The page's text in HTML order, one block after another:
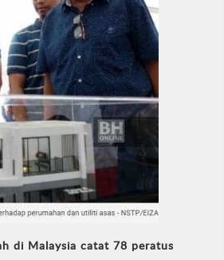
di Malaysia catat 78 peratus